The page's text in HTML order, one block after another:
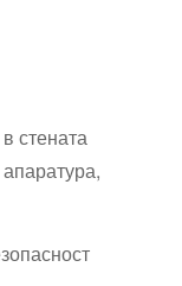
стената